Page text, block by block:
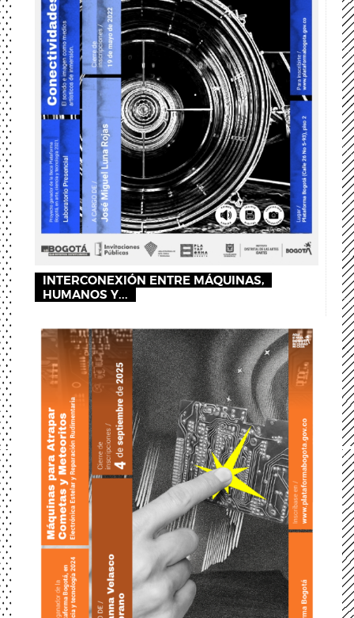
INTERCONEXIÓN ENTRE MÁQUINAS,
HUMANOS Y...